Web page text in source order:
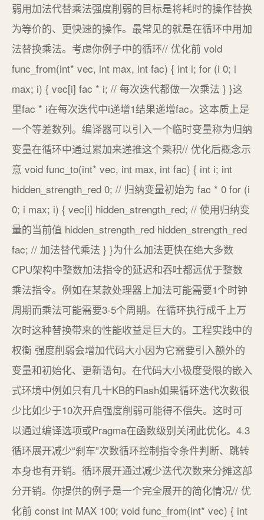
弱用加法代替乘法强度削弱的目标是将耗时的操作替换
为等价的、更快速的操作。最常见的就是在循环中用加
法替换乘法。考虑你例子中的循环// 优化前 void
func_from(int* vec, int max, int fac) { int i; for (i 0; i
max; i) { vec[i] fac * i; // 每次迭代都做一次乘法 } }这
里fac * i在每次迭代中i递增1结果递增fac。这本质上是
一个等差数列。编译器可以引入一个临时变量称为归纳
变量在循环中通过累加来递推这个乘积// 优化后概念示
意 void func_to(int* vec, int max, int fac) { int i; int
hidden_strength_red 0; // 归纳变量初始为 fac * 0 for (i
0; i max; i) { vec[i] hidden_strength_red; // 使用归纳变
量的当前值 hidden_strength_red hidden_strength_red
fac; // 加法替代乘法 } }为什么加法更快在绝大多数
CPU架构中整数加法指令的延迟和吞吐都远优于整数
乘法指令。例如在某款处理器上加法可能需要1个时钟
周期而乘法可能需要3-5个周期。在循环执行成千上万
次时这种替换带来的性能收益是巨大的。工程实践中的
权衡 强度削弱会增加代码大小因为它需要引入额外的
变量和初始化、更新语句。在代码大小极度受限的嵌入
式环境中例如只有几十KB的Flash如果循环迭代次数很
少比如少于10次开启强度削弱可能得不偿失。这时可
以通过编译选项或Pragma在函数级别关闭此优化。4.3
循环展开减少“刹车”次数循环控制指令条件判断、跳转
本身也有开销。循环展开通过减少迭代次数来分摊这部
分开销。你提供的例子是一个完全展开的简化情况// 优
化前 const int MAX 100; void func_from(int* vec) { int